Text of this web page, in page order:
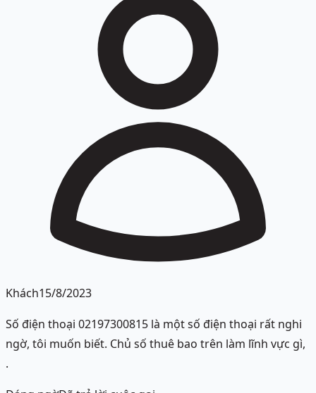
Khách15/8/2023
Số điện thoại 02197300815 là một số điện thoại rất nghi
ngờ, tôi muốn biết. Chủ số thuê bao trên làm lĩnh vực gì,
.